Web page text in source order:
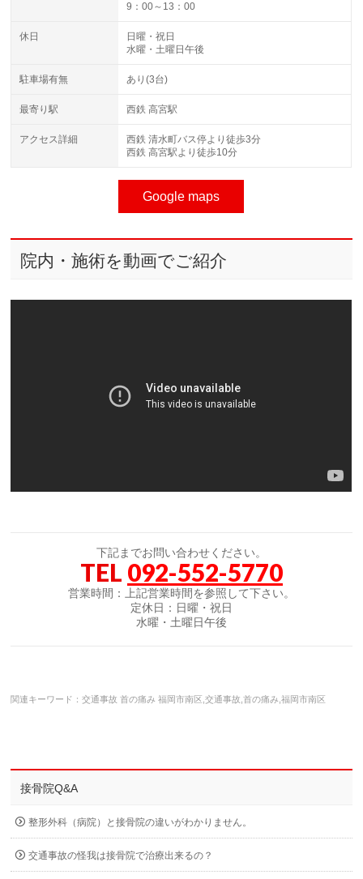
9：00～13：00
休日
日曜・祝日
水曜・土曜日午後
駐車場有無 あり(3台)
最寄り駅 西鉄 高宮駅
アクセス詳細
西鉄 清水町バス停より徒歩3分
西鉄 高宮駅より徒歩10分
Google maps
院内・施術を動画でご紹介
下記までお問い合わせください。
TEL 092-552-5770
営業時間：上記営業時間を参照して下さい。
定休日：日曜・祝日
水曜・土曜日午後
関連キーワード：交通事故 首の痛み 福岡市南区,交通事故,首の痛み,福岡市南区
接骨院Q&A
整形外科（病院）と接骨院の違いがわかりません。
交通事故の怪我は接骨院で治療出来るの？